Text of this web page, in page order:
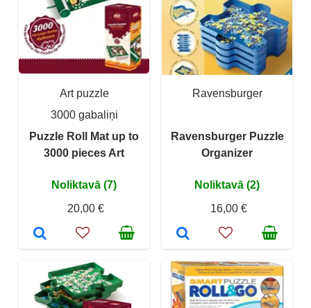
Art puzzle
3000 gabaliņi
Puzzle Roll Mat up to
3000 pieces Art
Noliktavā (7)
20,00 €
Ravensburger
Ravensburger Puzzle
Organizer
Noliktavā (2)
16,00 €